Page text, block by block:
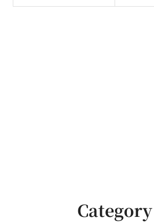
Category